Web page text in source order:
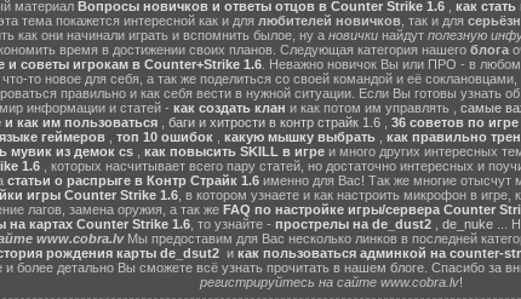
материал Вопросы новичков и ответы отцов в Counter Strike 1.6 как
тема покажется интересной как и для любителей новичков , так и для
как они начинали играть и вспомнить былое, ну а новички найдут полезную
время в достижении своих планов. Следующая категория нашего блога
и советы игрокам в Counter+Strike 1.6. Неважно новичок Вы или ПРО - в любом
что-то новое для себя, а так же поделиться со своей командой и её
правильно и как себя вести в нужной ситуации. Если Вы готовы узнать
информации и статей - как создать клан и как потом им управлять , самые
и как им пользоваться
баги и хитрости в контр страйк 1.6 36 советов по игре
геймеров, топ 10 ошибок, какую мышку выбрать, как правильно
мувик из демок cs, как повысить SKILL в игреи много других интересных
1.6, которых насчитывает всего пару статей, но достаточно интересных и
статьи о распрыге в Контр Страйк 1.6именно для Вас! Так же многие отысчут
игры Counter Strike 1.6, в котором узнаете и как настроить микрофон в игре,
лагов, замена оружия, а так же FAQ по настройке игры/сервера Counter
на картах Counter Strike 1.6, то узнайте - прострелы на de_dust2, de_nuke...
www.cobra.lvМы предоставим для Вас несколько линков в последней
рождения карты de_dsut2и как пользоваться админкой на counter-
и более детально Вы сможете всё узнать прочитать в нашем блоге. Спасибо за
регистрируйтесь на сайте www.cobra.lv!